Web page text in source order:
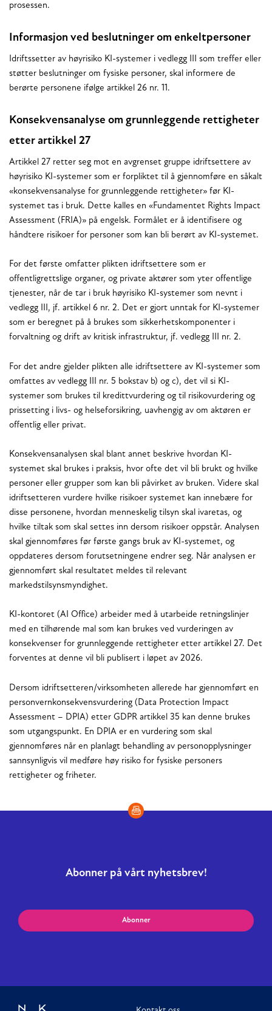
prosessen.
Informasjon ved beslutninger om enkeltpersoner
Idriftssetter av høyrisiko KI-systemer i vedlegg III som treffer eller
støtter beslutninger om fysiske personer, skal informere de
berørte personene ifølge artikkel 26 nr. 11.
Konsekvensanalyse om grunnleggende rettigheter
etter artikkel 27
Artikkel 27 retter seg mot en avgrenset gruppe idriftsettere av
høyrisiko KI-systemer som er forpliktet til å gjennomføre en såkalt
«konsekvensanalyse for grunnleggende rettigheter» før KI-
systemet tas i bruk. Dette kalles en «Fundamentet Rights Impact
Assessment (FRIA)» på engelsk. Formålet er å identifisere og
håndtere risikoer for personer som kan bli berørt av KI-systemet.
For det første omfatter plikten idriftsettere som er
offentligrettslige organer, og private aktører som yter offentlige
tjenester, når de tar i bruk høyrisiko KI-systemer som nevnt i
vedlegg III, jf. artikkel 6 nr. 2. Det er gjort unntak for KI-systemer
som er beregnet på å brukes som sikkerhetskomponenter i
forvaltning og drift av kritisk infrastruktur, jf. vedlegg III nr. 2.
For det andre gjelder plikten alle idriftsettere av KI-systemer som
omfattes av vedlegg III nr. 5 bokstav b) og c), det vil si KI-
systemer som brukes til kredittvurdering og til risikovurdering og
prissetting i livs- og helseforsikring, uavhengig av om aktøren er
offentlig eller privat.
Konsekvensanalysen skal blant annet beskrive hvordan KI-
systemet skal brukes i praksis, hvor ofte det vil bli brukt og hvilke
personer eller grupper som kan bli påvirket av bruken. Videre skal
idriftsetteren vurdere hvilke risikoer systemet kan innebære for
disse personene, hvordan menneskelig tilsyn skal ivaretas, og
hvilke tiltak som skal settes inn dersom risikoer oppstår. Analysen
skal gjennomføres før første gangs bruk av KI-systemet, og
oppdateres dersom forutsetningene endrer seg. Når analysen er
gjennomført skal resultatet meldes til relevant
markedstilsynsmyndighet.
KI-kontoret (AI Office) arbeider med å utarbeide retningslinjer
med en tilhørende mal som kan brukes ved vurderingen av
konsekvenser for grunnleggende rettigheter etter artikkel 27. Det
forventes at denne vil bli publisert i løpet av 2026.
Dersom idriftsetteren/virksomheten allerede har gjennomført en
personvernkonsekvensvurdering (Data Protection Impact
Assessment – DPIA) etter GDPR artikkel 35 kan denne brukes
som utgangspunkt. En DPIA er en vurdering som skal
gjennomføres når en planlagt behandling av personopplysninger
sannsynligvis vil medføre høy risiko for fysiske personers
rettigheter og friheter.
Abonner på vårt nyhetsbrev!
Abonner